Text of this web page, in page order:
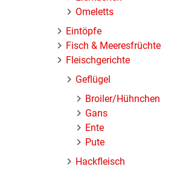
Omeletts
Eintöpfe
Fisch & Meeresfrüchte
Fleischgerichte
Geflügel
Broiler/Hühnchen
Gans
Ente
Pute
Hackfleisch